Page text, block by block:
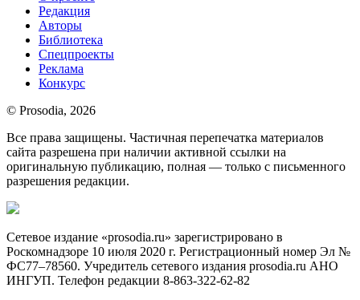
Редакция
Авторы
Библиотека
Спецпроекты
Реклама
Конкурс
© Prosodia, 2026
Все права защищены. Частичная перепечатка материалов
сайта разрешена при наличии активной ссылки на
оригинальную публикацию, полная — только с письменного
разрешения редакции.
Сетевое издание «prosodia.ru» зарегистрировано в
Роскомнадзоре 10 июля 2020 г. Регистрационный номер Эл №
ФС77–78560. Учредитель сетевого издания prosodia.ru АНО
ИНГУП. Телефон редакции 8-863-322-62-82